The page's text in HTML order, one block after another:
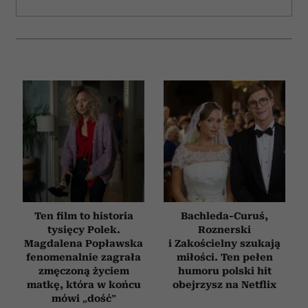
Ten film to historia
tysięcy Polek.
Magdalena Popławska
fenomenalnie zagrała
zmęczoną życiem
matkę, która w końcu
mówi „dość”
Bachleda-Curuś,
Roznerski
i Zakościelny szukają
miłości. Ten pełen
humoru polski hit
obejrzysz na Netflix